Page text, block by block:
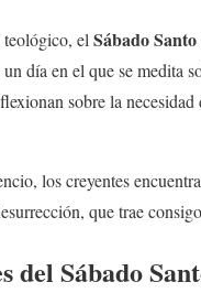
teológico, elSábado Santo
día en el que se medita
sobre la
los creyentes
que trae
del Sábado